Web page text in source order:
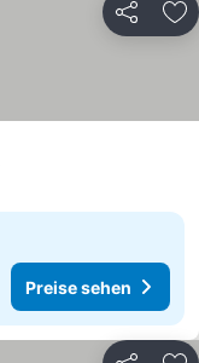
Teilen
Preise sehen